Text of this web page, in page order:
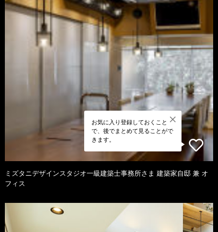
お気に入り登録しておくこと
で、後でまとめて見ることがで
きます。
ミズタニデザインスタジオ一級建築士事務所さま 建築家自邸 兼 オ
フィス